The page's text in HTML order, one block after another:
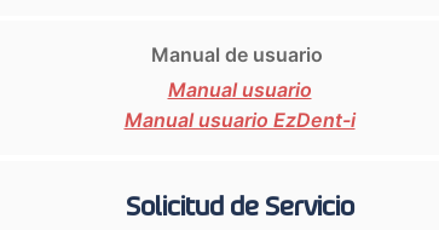
Manual de usuario
Manual usuario
Manual usuario EzDent-i
Solicitud de Servicio